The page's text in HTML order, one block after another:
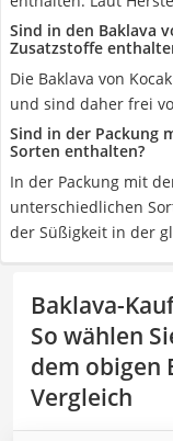
Sind in den Baklava
Zusatzstoffe
Die Baklava von
und sind daher frei
Sind in der Packung
Sorten enthalten?
In der Packung mit
unterschiedlichen
der Süßigkeit in der
Baklava-
So wählen
dem obigen
Vergleich